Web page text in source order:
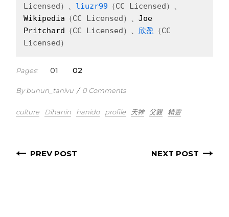
Licensed）、 liuzr99 （CC Licensed）、
Wikipedia （CC Licensed）、Joe
Pritchard （CC Licensed）、 欣盈
（CC
Licensed）
Pages: 1 2
By bunun_tanivu / 0 Comments
culture Dihanin hanido profile 天神 父親 精靈
PREV POST NEXT POST